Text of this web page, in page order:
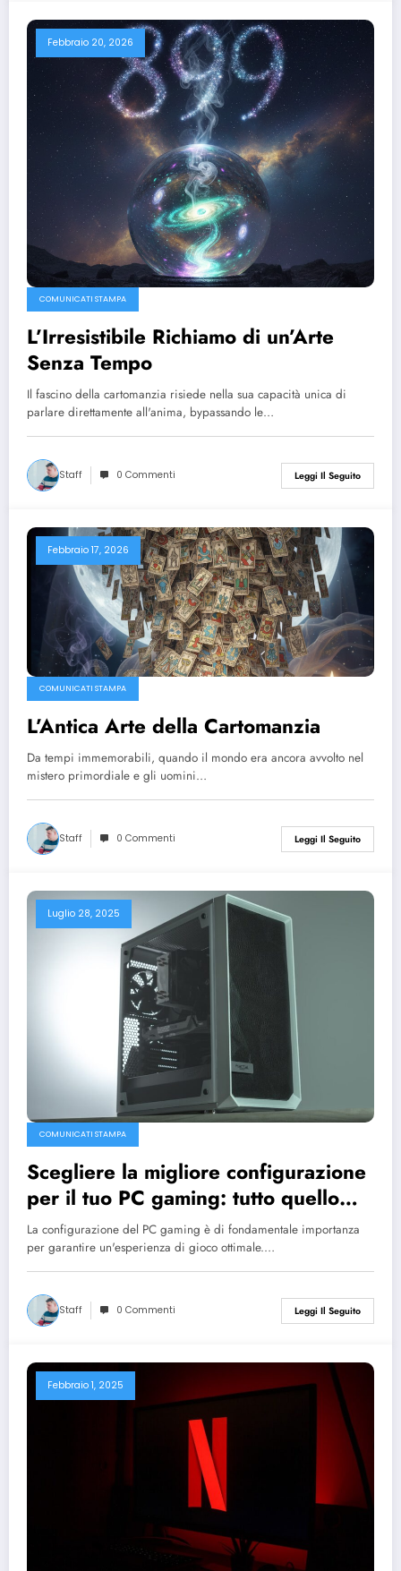
Febbraio 20, 2026
COMUNICATI STAMPA
L’Irresistibile Richiamo di un’Arte
Senza Tempo
Il fascino della cartomanzia risiede nella sua capacità unica di
parlare direttamente all'anima, bypassando le…
Staff 0 Commenti Leggi Il Seguito
Febbraio 17, 2026
COMUNICATI STAMPA
L’Antica Arte della Cartomanzia
Da tempi immemorabili, quando il mondo era ancora avvolto nel
mistero primordiale e gli uomini…
Staff 0 Commenti Leggi Il Seguito
Luglio 28, 2025
COMUNICATI STAMPA
Scegliere la migliore configurazione
per il tuo PC gaming: tutto quello
che devi sapere
La configurazione del PC gaming è di fondamentale importanza
per garantire un'esperienza di gioco ottimale.…
Staff 0 Commenti Leggi Il Seguito
Febbraio 1, 2025